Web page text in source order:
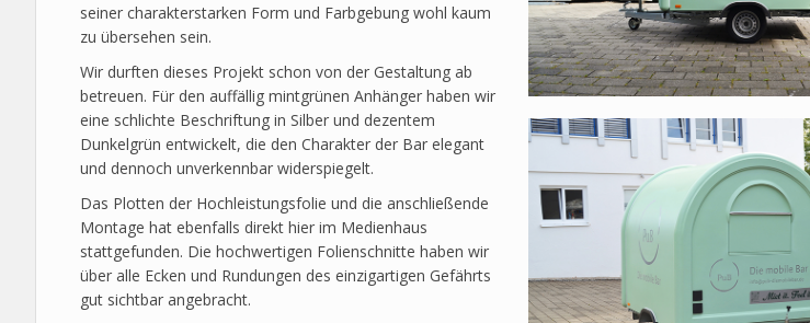
seiner charakterstarken Form und Farbgebung wohl kaum
zu übersehen sein.
Wir durften dieses Projekt schon von der Gestaltung ab
betreuen. Für den auffällig mintgrünen Anhänger haben wir
eine schlichte Beschriftung in Silber und dezentem
Dunkelgrün entwickelt, die den Charakter der Bar elegant
und dennoch unverkennbar widerspiegelt.
Das Plotten der Hochleistungsfolie und die anschließende
Montage hat ebenfalls direkt hier im Medienhaus
stattgefunden. Die hochwertigen Folienschnitte haben wir
über alle Ecken und Rundungen des einzigartigen Gefährts
gut sichtbar angebracht.